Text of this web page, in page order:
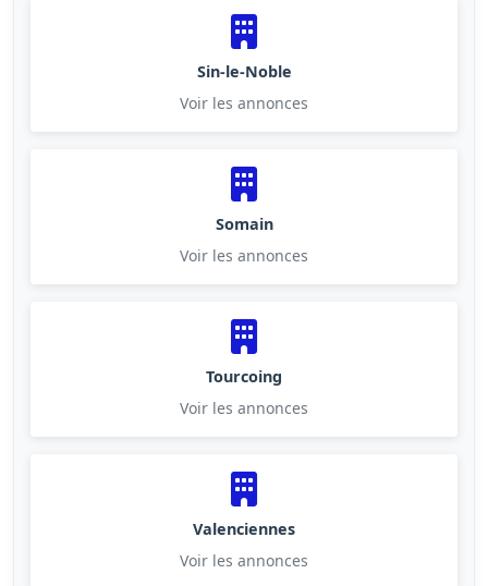
Sin-le-Noble
Voir les annonces
Somain
Voir les annonces
Tourcoing
Voir les annonces
Valenciennes
Voir les annonces